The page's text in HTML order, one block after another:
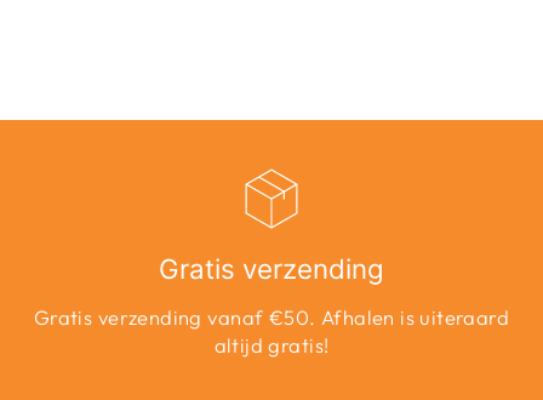
Gratis verzending
Gratis verzending vanaf €50. Afhalen is uiteraard
altijd gratis!